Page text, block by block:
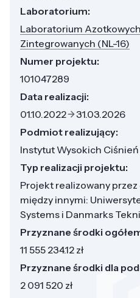
Laboratorium:
Laboratorium
Zintegrowanych (NL-16)
Numer projektu:
101047289
Data realizacji:
01.10.2022
31.03.2026
Podmiot realizujący:
Instytut Wysokich
Typ realizacji projektu:
Projekt realizowany
między innymi:
Systems i Danmarks
Przyznane środki
11 555 234.12 zł
Przyznane środki dla
2 091 520 zł